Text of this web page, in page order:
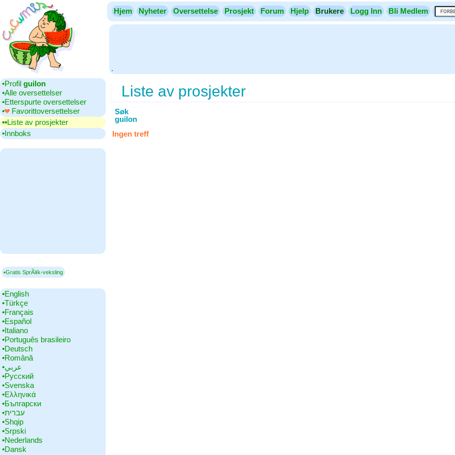
Hjem Nyheter Oversettelse Prosjekt Forum Hjelp Brukere Logg Inn Bli Medlem
.
•‎Profil guilon
•‎Alle oversettelser
•‎Etterspurte oversettelser
•‎
Favorittoversettelser
▪▪‎Liste av prosjekter
•‎Innboks
▪Gratis SprÃ¥k-veksling
•‎English
•‎Türkçe
•‎Français
•‎Español
•‎Italiano
•‎Português brasileiro
•‎Deutsch
•‎Română
•‎عربي
•‎Русский
•‎Svenska
•‎Ελληνικά
•‎Български
•‎עברית
•‎Shqip
•‎Srpski
•‎Nederlands
•‎Dansk
Liste av prosjekter
Søk
guilon
Ingen treff